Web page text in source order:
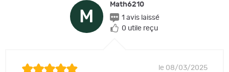
M
Math6210
1 avis laissé
0 utile reçu
le 08/03/2025